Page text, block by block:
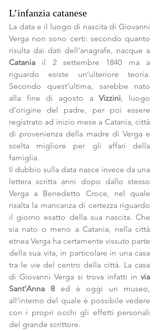
L’infanzia catanese
La data e il luogo di nascita di Giovanni
Verga non sono certi: secondo quanto
Catania il 2 settembre 1840 ma a
riguardo esiste un’ulteriore teoria.
Secondo quest’ultima, sarebbe nato
alla fine di agosto a Vizzini, luogo
d’origine del padre, per poi essere
registrato ad inizio mese a Catania, città
di provenienza della madre di Verga e
scelta migliore per gli affari della
famiglia.
Il dubbio sulla data nasce invece da una
lettera scritta anni dopo dallo stesso
Verga a Benedetto Croce, nel quale
risalta la mancanza di certezza riguardo
il giorno esatto della sua nascita. Che
sia nato o meno a Catania, nella città
etnea Verga ha certamente vissuto parte
della sua vita, in particolare in una casa
tra le vie del centro della città. La casa
di Giovanni Verga si trova infatti in via
Sant’Anna
8 ed è oggi un museo,
all’interno del quale è possibile vedere
con i propri occhi gli effetti personali
del grande scrittore.